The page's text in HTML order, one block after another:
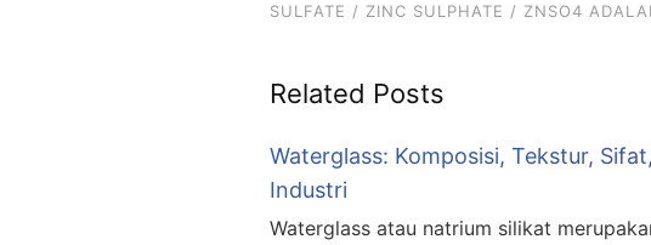
SULFATE / ZINC SULPHATE / ZNSO4
Related Posts
Waterglass: Komposisi, Tekstur,
Industri
Waterglass atau natrium silikat